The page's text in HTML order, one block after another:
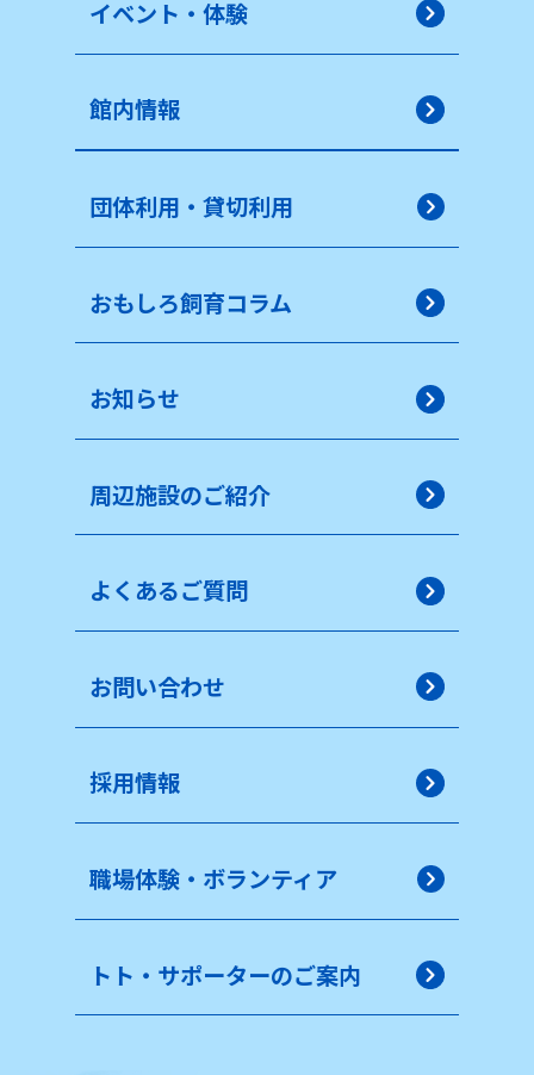
イベント・体験
館内情報
団体利用・貸切利用
おもしろ飼育コラム
お知らせ
周辺施設のご紹介
よくあるご質問
お問い合わせ
採用情報
職場体験・ボランティア
トト・サポーターのご案内